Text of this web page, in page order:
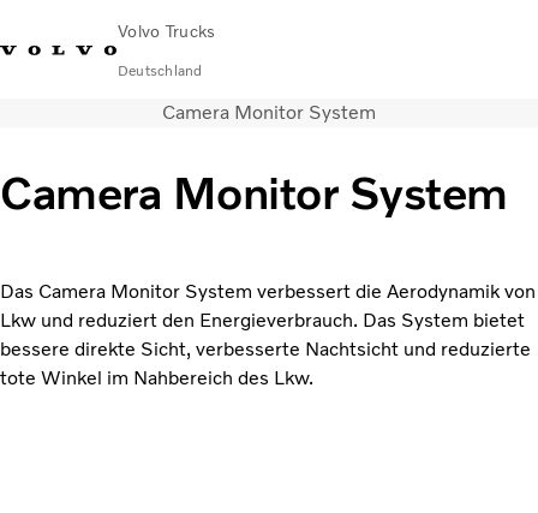
Volvo Trucks
Deutschland
Einloggen Lkw-KonfiguratorDeutschland
Lkw
Händler & Werkstätten
News
Über uns
Karriere
Camera Monitor System
Camera Monitor System
Das Camera Monitor System verbessert die Aerodynamik von
Lkw und reduziert den Energieverbrauch. Das System bietet
bessere direkte Sicht, verbesserte Nachtsicht und reduzierte
tote Winkel im Nahbereich des Lkw.